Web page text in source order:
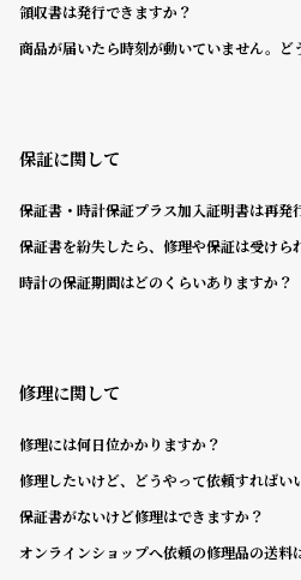
シ
ュ
ア
ウ
エ
ト
ク
ラ
領収書は発行できますか？
商品が届いたら時刻が動いていません。ど
保証に関して
保証書・時計保証プラス加入証明書は再発
保証書を紛失したら、修理や保証は受けら
時計の保証期間はどのくらいありますか？
修理に関して
修理には何日位かかりますか？
修理したいけど、どうやって依頼すればい
保証書がないけど修理はできますか？
オンラインショップへ依頼の修理品の送料